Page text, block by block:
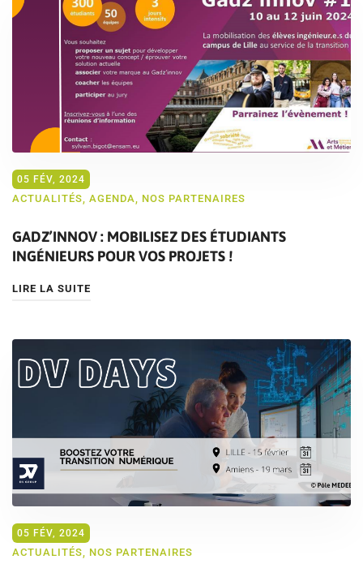
05 FÉV, 2024
ACTUALITÉS AGENDA NOS PARTENAIRES
GADZ’INNOV : MOBILISEZ DES ÉTUDIANTS
INGÉNIEURS POUR VOS PROJETS !
LIRE LA SUITE
05 FÉV, 2024
ACTUALITÉS, NOS PARTENAIRES